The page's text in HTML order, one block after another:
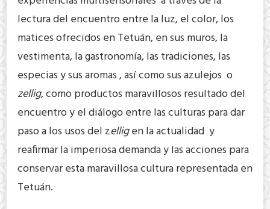
lectura del encuentro entre la luz, el color, los
matices ofrecidos en Tetuán, en sus muros, la
vestimenta, la gastronomía, las tradiciones, las
especias y sus aromas , así como sus azulejos o
zellig, como productos maravillosos resultado del
encuentro y el diálogo entre las culturas para dar
paso a los usos del zelligen la actualidad y
reafirmar la imperiosa demanda y las acciones para
conservar esta maravillosa cultura representada en
Tetuán.